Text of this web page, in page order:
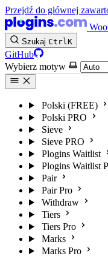
Przejdź do głównej
Szukaj CtrlK
GitHub
Wybierz motyw
Polski (FREE)
Polski PRO
Sieve
Sieve PRO
Plogins Waitlist
Plogins Waitlist
Pair
Pair Pro
Withdraw
Tiers
Tiers Pro
Marks
Marks Pro